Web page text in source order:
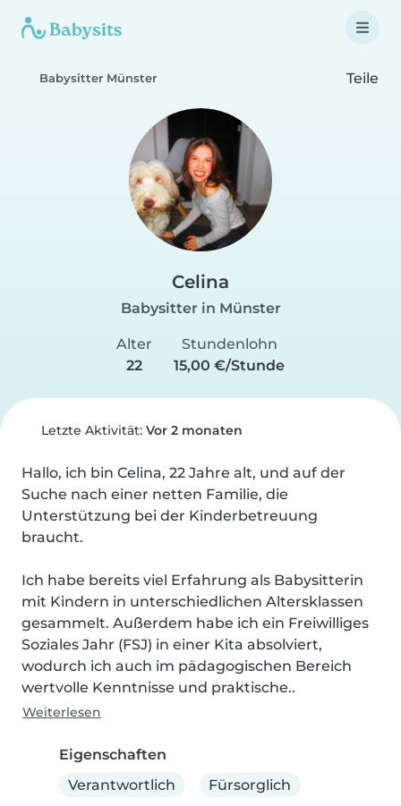
Babysitter Münster Teile
Celina
Babysitter in Münster
Alter
22
Stundenlohn
15,00 €/Stunde
Letzte Aktivität: Vor 2 monaten
Hallo, ich bin Celina, 22 Jahre alt, und auf der
Suche nach einer netten Familie, die
Unterstützung bei der Kinderbetreuung
braucht.
Ich habe bereits viel Erfahrung als Babysitterin
mit Kindern in unterschiedlichen Altersklassen
gesammelt. Außerdem habe ich ein Freiwilliges
Soziales Jahr (FSJ) in einer Kita absolviert,
wodurch ich auch im pädagogischen Bereich
wertvolle Kenntnisse und praktische..
Weiterlesen
Eigenschaften
Verantwortlich
Fürsorglich